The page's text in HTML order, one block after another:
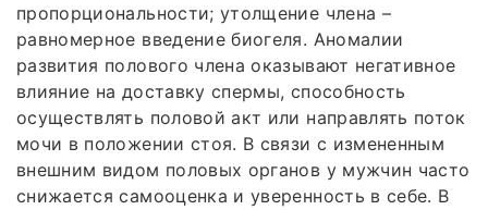
пропорциональности; утолщение члена –
равномерное введение биогеля. Аномалии
развития полового члена оказывают негативное
влияние на доставку спермы, способность
осуществлять половой акт или направлять поток
мочи в положении стоя. В связи с измененным
внешним видом половых органов у мужчин часто
снижается самооценка и уверенность в себе. В